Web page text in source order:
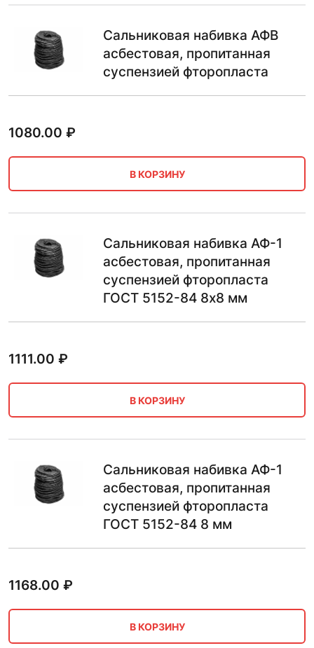
Сальниковая набивка АФВ
асбестовая, пропитанная
суспензией фторопласта
1080.00 ₽
В КОРЗИНУ
Сальниковая набивка АФ-1
асбестовая, пропитанная
суспензией фторопласта
ГОСТ 5152-84 8х8 мм
1111.00 ₽
В КОРЗИНУ
Сальниковая набивка АФ-1
асбестовая, пропитанная
суспензией фторопласта
ГОСТ 5152-84 8 мм
1168.00 ₽
В КОРЗИНУ